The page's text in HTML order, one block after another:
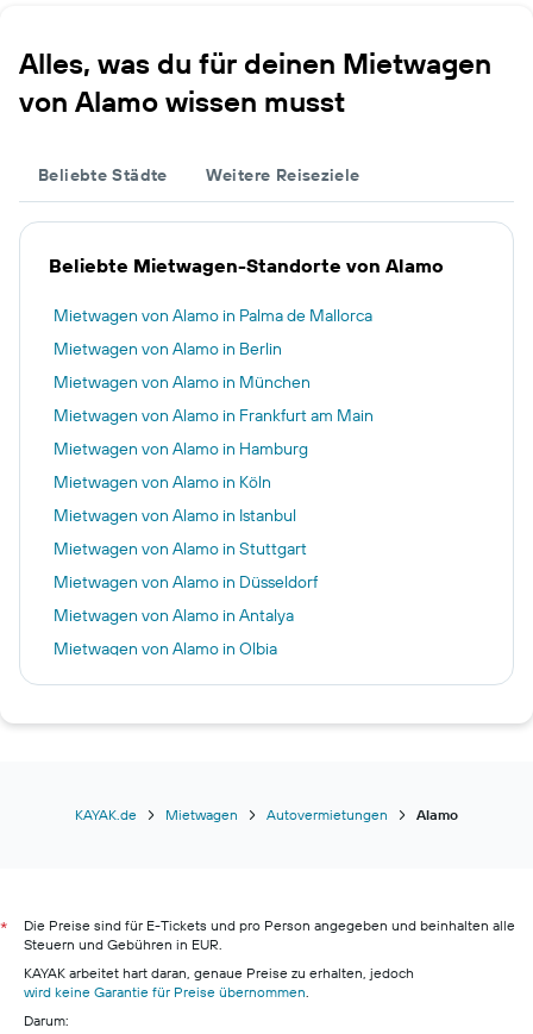
Alles, was du für deinen Mietwagen
von Alamo wissen musst
Beliebte Städte Weitere Reiseziele
Beliebte Mietwagen-Standorte von Alamo
Mietwagen von Alamo in Palma de Mallorca
Mietwagen von Alamo in Berlin
Mietwagen von Alamo in München
Mietwagen von Alamo in Frankfurt am Main
Mietwagen von Alamo in Hamburg
Mietwagen von Alamo in Köln
Mietwagen von Alamo in Istanbul
Mietwagen von Alamo in Stuttgart
Mietwagen von Alamo in Düsseldorf
Mietwagen von Alamo in Antalya
Mietwagen von Alamo in Olbia
Mietwagen von Alamo in Heraklion
Mietwagen von Alamo in Thessaloniki
KAYAK.de Mietwagen Autovermietungen Alamo
*
Die Preise sind für E-Tickets und pro Person angegeben und beinhalten alle
Steuern und Gebühren in EUR.
KAYAK arbeitet hart daran, genaue Preise zu erhalten, jedoch
wird keine Garantie für Preise übernommen.
Darum: